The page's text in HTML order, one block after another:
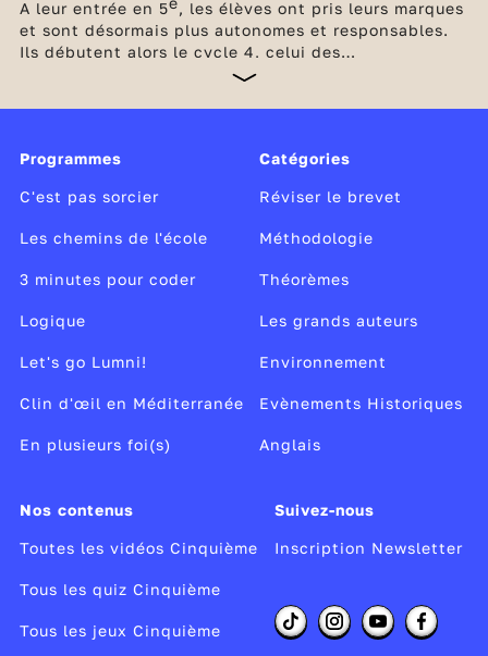
A leur entrée en 5
, les élèves ont pris leurs marques
et sont désormais plus autonomes et responsables.
Ils débutent alors le cycle 4, celui des
approfondissements, (qui couvre les classes de 5
4 et 3 ). Ils poursuivent l’acquisition de nouvelles
français, mathématiques, histoire-géographie, 2
langues vivantes, enseignement moral et civique,
éducation aux médias et à l’information,
Programmes
C'est pas sorcier
Les chemins de l'école
3 minutes pour coder
Logique
Let's go Lumni!
Clin d'œil en Méditerranée
En plusieurs foi(s)
Catégories
Réviser le brevet
Méthodologie
Théorèmes
Les grands auteurs
Environnement
Evènements Historiques
Anglais
Nos contenus
Toutes les vidéos Cinquième
Tous les quiz Cinquième
Tous les jeux Cinquième
Suivez-nous
Inscription Newsletter